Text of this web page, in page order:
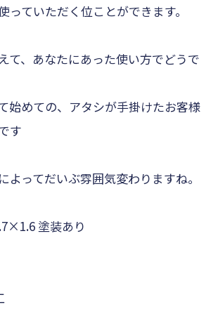
っていただく位ことができます。
て、あなたにあった使い方でどうで
始めての、アタシが手掛けたお客様
す
よってだいぶ雰囲気変わりますね。
塗装あり